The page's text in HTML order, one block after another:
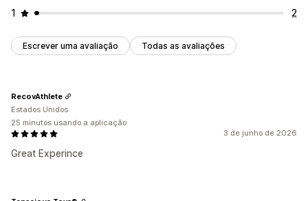
1
2
Escrever uma avaliação Todas as avaliações
3 de junho de 2026
Great Experince
RecovAthlete
Estados Unidos
25 minutos usando a aplicação